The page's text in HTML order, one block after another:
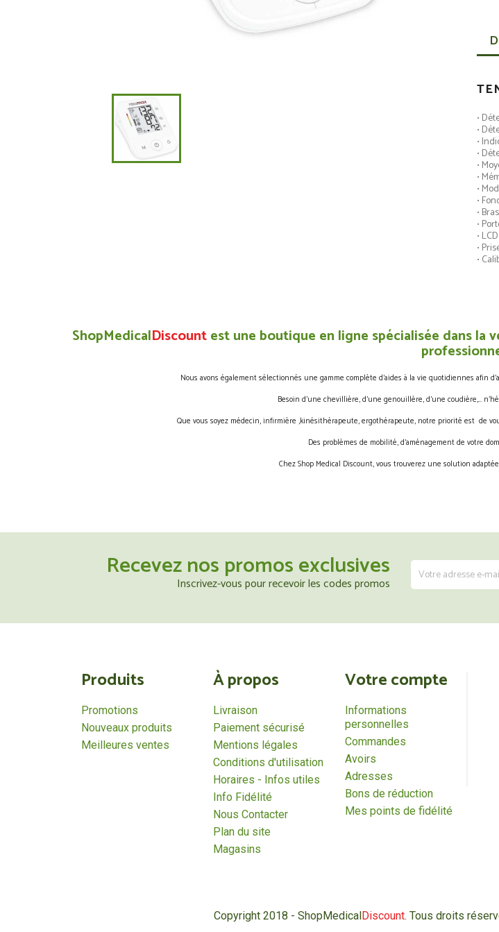
•
•
•
•
•
•
•
•
•
•
•
•
•
ShopMedicalDiscountest une boutique en ligne spécialisée dans
Nous avons également sélectionnés une gamme complète d’aides à la vie quotidiennes afin
Besoin d’une chevillière, d’une genouillère, d’une coudière,…
Que vous soyez médecin, infirmière ,kinésithérapeute, ergothérapeute, notre priorité est de
Des problèmes de mobilité, d’aménagement de votre
Chez Shop Medical Discount, vous trouverez une solution
Recevez nos promos exclusives
Inscrivez-vous pour recevoir les codes promos
Produits
Promotions
Nouveaux produits
Meilleures ventes
À propos
Livraison
Paiement sécurisé
Mentions légales
Conditions d'utilisation
Horaires - Infos utiles
Info Fidélité
Nous Contacter
Plan du site
Magasins
Votre compte
Informations
personnelles
Commandes
Avoirs
Adresses
Bons de réduction
Mes points de fidélité
Copyright 2018 - ShopMedicalDiscount. Tous droits